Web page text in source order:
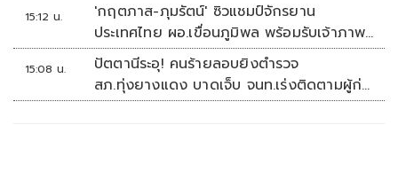
15:12 น.
'กฤตภาส-ภุมรัตน์' ซิวแชมป์จักรยาน
ประเทศไทย ผอ.เขื่อนภูมิพล พร้อมรับเจ้าภาพ
ต่อ ปี 2570
15:08 น.
ปัตตานีระอุ! คนร้ายลอบยิงตำรวจ
สภ.ทุ่งยางแดง บาดเจ็บ จนท.เร่งติดตามผู้ก่อ
เหตุ